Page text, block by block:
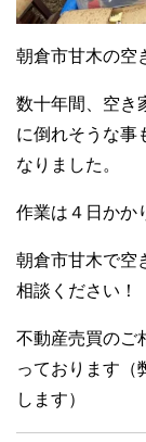
朝倉市甘木の空
数十年間、空き
に倒れそうな事
なりました。
作業は４日かか
朝倉市甘木で空
相談ください！
不動産売買のご
っております（
します）